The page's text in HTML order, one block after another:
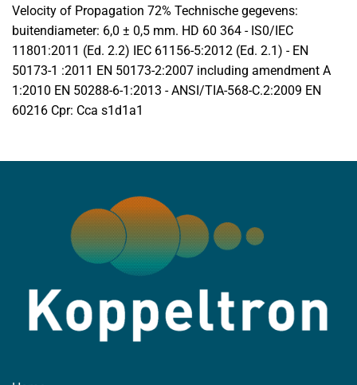
Velocity of Propagation 72% Technische gegevens:
buitendiameter: 6,0 ± 0,5 mm. HD 60 364 - IS0/IEC
11801:2011 (Ed. 2.2) IEC 61156-5:2012 (Ed. 2.1) - EN
50173-1 :2011 EN 50173-2:2007 including amendment A
1:2010 EN 50288-6-1:2013 - ANSI/TIA-568-C.2:2009 EN
60216 Cpr: Cca s1d1a1